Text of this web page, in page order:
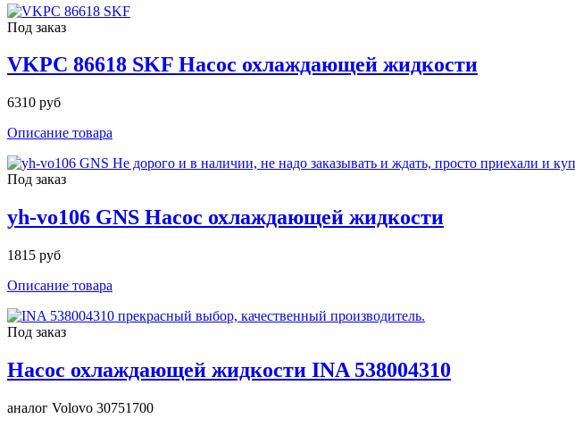
Под заказ
VKPC 86618 SKF Насос охлаждающей жидкости
6310 руб
Описание товара
Под заказ
yh-vo106 GNS Насос охлаждающей жидкости
1815 руб
Описание товара
Под заказ
Насос охлаждающей жидкости INA 538004310
аналог Volovo 30751700